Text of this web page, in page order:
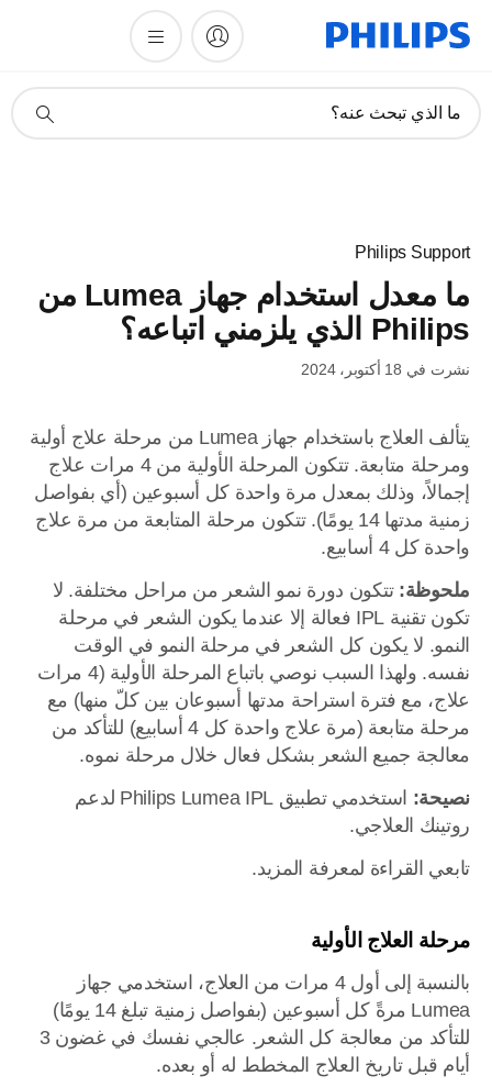
دعم
ما الذي تبحث عنه؟
Philips Support
ما معدل استخدام جهاز Lumea من
Philips الذي يلزمني اتباعه؟
نشرت في 18 أكتوبر، 2024
يتألف العلاج باستخدام جهاز Lumea من مرحلة علاج أولية
ومرحلة متابعة. تتكون المرحلة الأولية من 4 مرات علاج
إجمالاً، وذلك بمعدل مرة واحدة كل أسبوعين (أي بفواصل
زمنية مدتها 14 يومًا). تتكون مرحلة المتابعة من مرة علاج
واحدة كل 4 أسابيع.
ملحوظة: تتكون دورة نمو الشعر من مراحل مختلفة. لا
تكون تقنية IPL فعالة إلا عندما يكون الشعر في مرحلة
النمو. لا يكون كل الشعر في مرحلة النمو في الوقت
نفسه. ولهذا السبب نوصي باتباع المرحلة الأولية (4 مرات
علاج، مع فترة استراحة مدتها أسبوعان بين كلّ منها) مع
مرحلة متابعة (مرة علاج واحدة كل 4 أسابيع) للتأكد من
معالجة جميع الشعر بشكل فعال خلال مرحلة نموه.
نصيحة:
استخدمي تطبيق Philips Lumea IPL لدعم
روتينك العلاجي.
تابعي القراءة لمعرفة المزيد.
مرحلة العلاج الأولية
بالنسبة إلى أول 4 مرات من العلاج، استخدمي جهاز
Lumea مرةً كل أسبوعين (بفواصل زمنية تبلغ 14 يومًا)
للتأكد من معالجة كل الشعر. عالجي نفسك في غضون 3
أيام قبل تاريخ العلاج المخطط له أو بعده.